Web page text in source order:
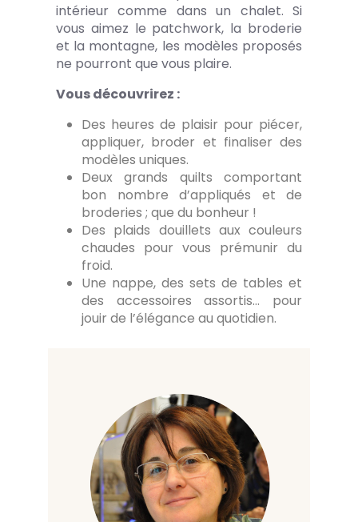
intérieur comme dans un chalet. Si
vous aimez le patchwork, la broderie
et la montagne, les modèles proposés
ne pourront que vous plaire.
Vous découvrirez :
Des heures de plaisir pour piécer,
appliquer, broder et finaliser des
modèles uniques.
Deux grands quilts comportant
bon nombre d’appliqués et de
broderies ; que du bonheur !
Des plaids douillets aux couleurs
chaudes pour vous prémunir du
froid.
Une nappe, des sets de tables et
des accessoires assortis… pour
jouir de l’élégance au quotidien.